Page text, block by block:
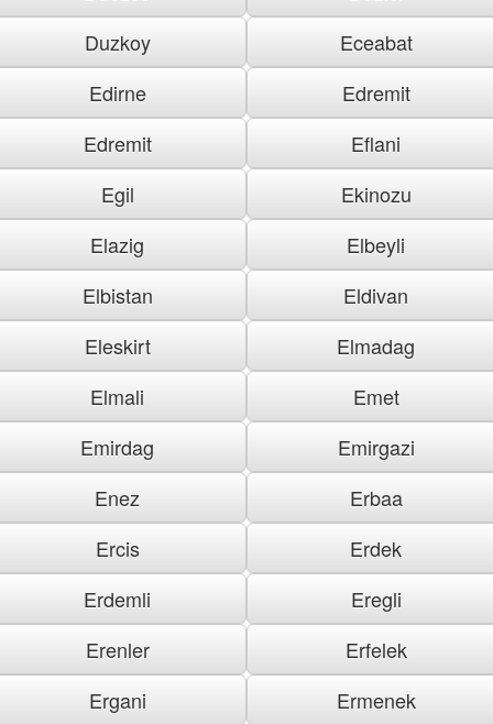
Duzkoy
Eceabat
Edirne
Edremit
Edremit
Eflani
Egil
Ekinozu
Elazig
Elbeyli
Elbistan
Eldivan
Eleskirt
Elmadag
Elmali
Emet
Emirdag
Emirgazi
Enez
Erbaa
Ercis
Erdek
Erdemli
Eregli
Erenler
Erfelek
Ergani
Ermenek